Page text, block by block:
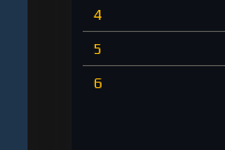
4
5
6